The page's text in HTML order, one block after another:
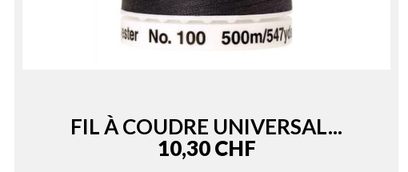
FIL À COUDRE UNIVERSAL...
Price
10,30 CHF